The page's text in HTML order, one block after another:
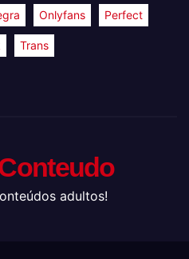
Onlyfans Perfect
Trans
adultos!